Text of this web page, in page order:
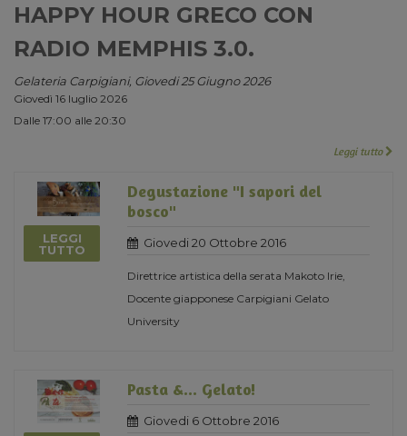
HAPPY HOUR GRECO CON
RADIO MEMPHIS 3.0.
Gelateria Carpigiani, Giovedi 25 Giugno 2026
Giovedì 16 luglio 2026
Dalle 17:00 alle 20:30
Leggi tutto
LEGGI
TUTTO
Degustazione "I sapori del
bosco"
Giovedi 20 Ottobre 2016
Direttrice artistica della serata Makoto Irie,
Docente giapponese Carpigiani Gelato
University
Pasta &... Gelato!
Giovedi 6 Ottobre 2016